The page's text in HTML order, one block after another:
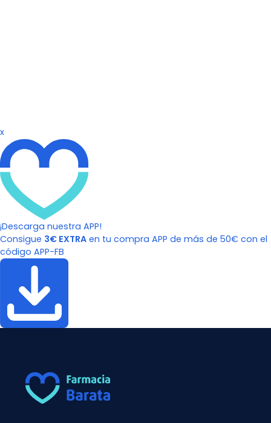
x
¡Descarga nuestra APP!
Consigue 3€ EXTRA en tu compra APP de más de 50€ con el
código APP-FB